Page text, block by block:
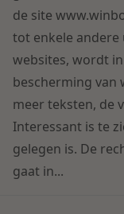
Energie
Zorg & Sociaal
Dichtbij de
woningbouw
Internationale
Nieuws
Contact
Nederlands
de site
tot enkele andere
websites, wordt
bescherming van
meer teksten, de
Interessant is te
gelegen is. De
gaat in...